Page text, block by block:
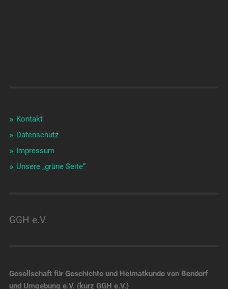
Kontakt
Datenschutz
Impressum
Unsere „grüne Seite“
GGH e.V.
Gesellschaft für Geschichte und Heimatkunde von Bendorf
und Umgebung e.V. (kurz GGH e.V.)